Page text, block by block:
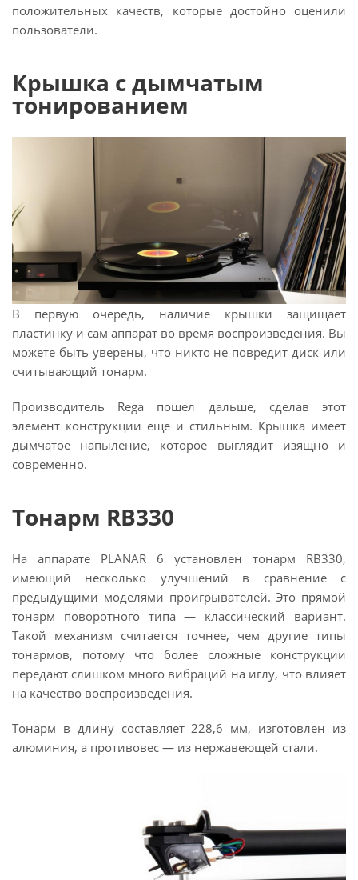
положительных качеств, которые достойно оценили
пользователи.
Крышка с дымчатым
тонированием
В первую очередь, наличие крышки защищает
пластинку и сам аппарат во время воспроизведения. Вы
можете быть уверены, что никто не повредит диск или
считывающий тонарм.
Производитель Rega пошел дальше, сделав этот
элемент конструкции еще и стильным. Крышка имеет
дымчатое напыление, которое выглядит изящно и
современно.
Тонарм RB330
На аппарате PLANAR 6 установлен тонарм RB330,
имеющий несколько улучшений в сравнение с
предыдущими моделями проигрывателей. Это прямой
тонарм поворотного типа — классический вариант.
Такой механизм считается точнее, чем другие типы
тонармов, потому что более сложные конструкции
передают слишком много вибраций на иглу, что влияет
на качество воспроизведения.
Тонарм в длину составляет 228,6 мм, изготовлен из
алюминия, а противовес — из нержавеющей стали.